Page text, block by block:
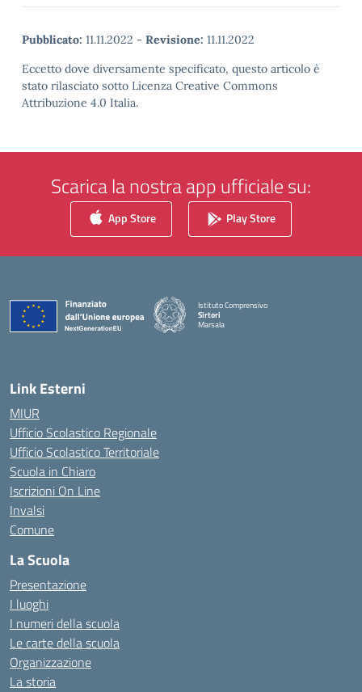
Pubblicato: 11.11.2022 - Revisione: 11.11.2022
Eccetto dove diversamente specificato, questo articolo è
stato rilasciato sotto Licenza Creative Commons
Attribuzione 4.0 Italia.
Scarica la nostra app ufficiale su:
App Store Play Store
Istituto Comprensivo
Sirtori
Marsala
Link Esterni
MIUR
Ufficio Scolastico Regionale
Ufficio Scolastico Territoriale
Scuola in Chiaro
Iscrizioni On Line
Invalsi
Comune
La Scuola
Presentazione
I luoghi
I numeri della scuola
Le carte della scuola
Organizzazione
La storia